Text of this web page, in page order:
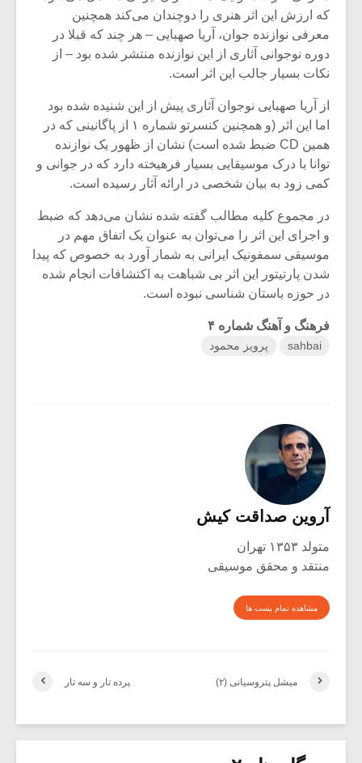
که ارزش این اثر هنری را دوچندان می‌کند همچنین
معرفی نوازنده جوان، آریا صهبایی – هر چند که قبلا در
دوره نوجوانی آثاری از این نوازنده منتشر شده بود – از
نکات بسیار جالب این اثر است.
از آریا صهبایی نوجوان آثاری پیش از این شنیده شده بود
اما این اثر (و همچنین کنسرتو شماره ۱ از پاگانینی که در
همین CD ضبط شده است) نشان از ظهور یک نوازنده
توانا با درک موسیقایی بسیار فرهیخته دارد که در جوانی و
کمی زود به بیان شخصی در ارائه آثار رسیده است.
در مجموع کلیه مطالب گفته شده نشان می‌دهد که ضبط
و اجرای این اثر را می‌توان به عنوان یک اتفاق مهم در
موسیقی سمفونیک ایرانی به شمار آورد به خصوص که پیدا
شدن پارتیتور این اثر بی شباهت به اکتشافات انجام شده
در حوزه باستان شناسی نبوده است.
فرهنگ و آهنگ شماره ۴
sahbai پرویز محمود
آروین صداقت کیش
متولد ۱۳۵۳ تهران
منتقد و محقق موسیقی
مشاهده تمام پست ها
پرده تار و سه تار میشل پتروسیانی (۲)